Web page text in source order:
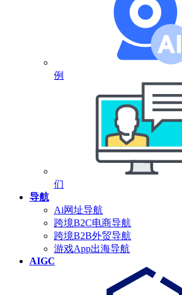
例
们
导航
Ai网址导航
跨境B2C电商导航
跨境B2B外贸导航
游戏App出海导航
AIGC